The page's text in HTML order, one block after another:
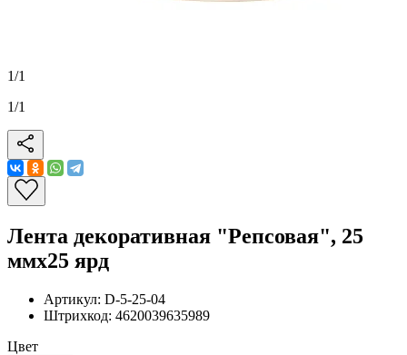
1/1
1/1
Лента декоративная "Репсовая", 25
ммx25 ярд
Артикул: D-5-25-04
Штрихкод: 4620039635989
Цвет